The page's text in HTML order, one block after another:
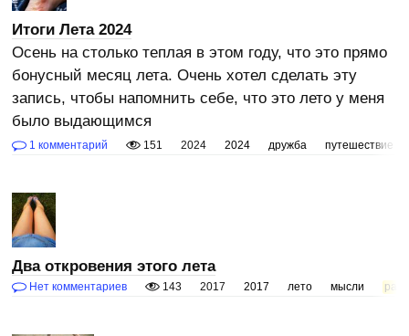
Итоги Лета 2024
Осень на столько теплая в этом году, что это прямо
бонусный месяц лета. Очень хотел сделать эту
запись, чтобы напомнить себе, что это лето у меня
было выдающимся
1 комментарий 151 2024 2024 дружба путешествие
Два откровения этого лета
Нет комментариев 143 2017 2017 лето мысли